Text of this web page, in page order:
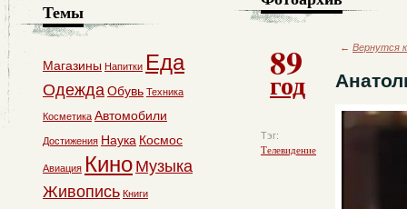
89
год
Тэг:
Телевидение
← Вернутся
Темы
Магазины Напитки Еда
ОдеждаОбувь Техника
Косметика Автомобили
Достижения Наука Космос
Авиация Кино Музыка
Живопись Книги